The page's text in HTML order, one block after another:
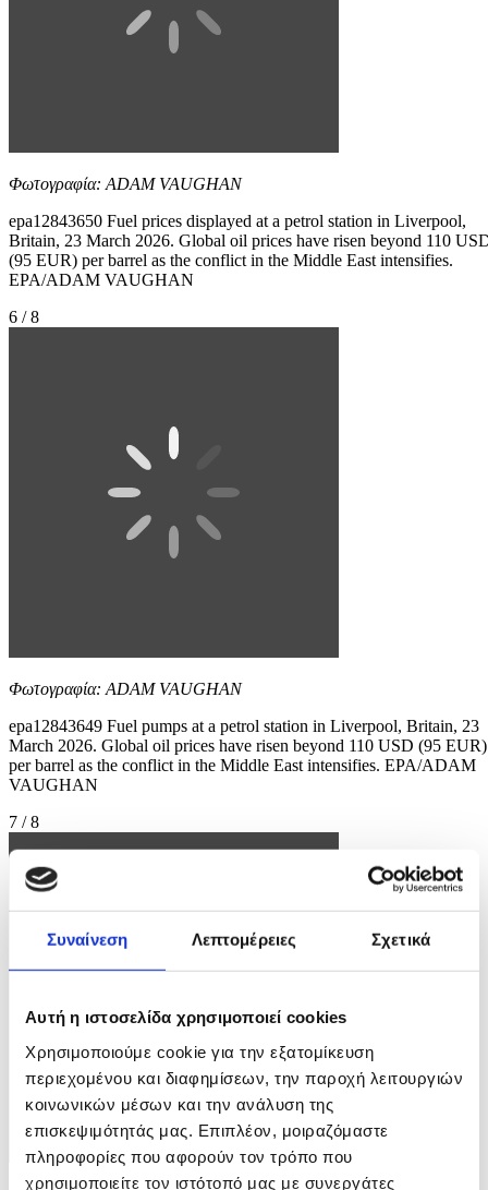
Συναίνεση Λεπτομέρειες Σχετικά
Αυτή η ιστοσελίδα χρησιμοποιεί cookies
Χρησιμοποιούμε cookie για την εξατομίκευση
περιεχομένου και διαφημίσεων, την παροχή λειτουργιών
κοινωνικών μέσων και την ανάλυση της
επισκεψιμότητάς μας. Επιπλέον, μοιραζόμαστε
πληροφορίες που αφορούν τον τρόπο που
χρησιμοποιείτε τον ιστότοπό μας με συνεργάτες
Φωτογραφία: ADAM VAUGHAN
epa12843650 Fuel prices displayed at a petrol station in Liverpool,
Britain, 23 March 2026. Global oil prices have risen beyond 110
(95 EUR) per barrel as the conflict in the Middle East intensifies.
EPA/ADAM VAUGHAN
6 / 8
Φωτογραφία: ADAM VAUGHAN
epa12843649 Fuel pumps at a petrol station in Liverpool, Britain, 23
March 2026. Global oil prices have risen beyond 110 USD (95 EUR)
per barrel as the conflict in the Middle East intensifies. EPA/ADAM
VAUGHAN
7 / 8